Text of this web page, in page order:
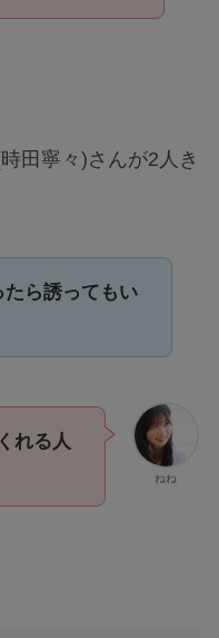
田寧々)さんが2人き
ら誘ってもい
ねね
れる人